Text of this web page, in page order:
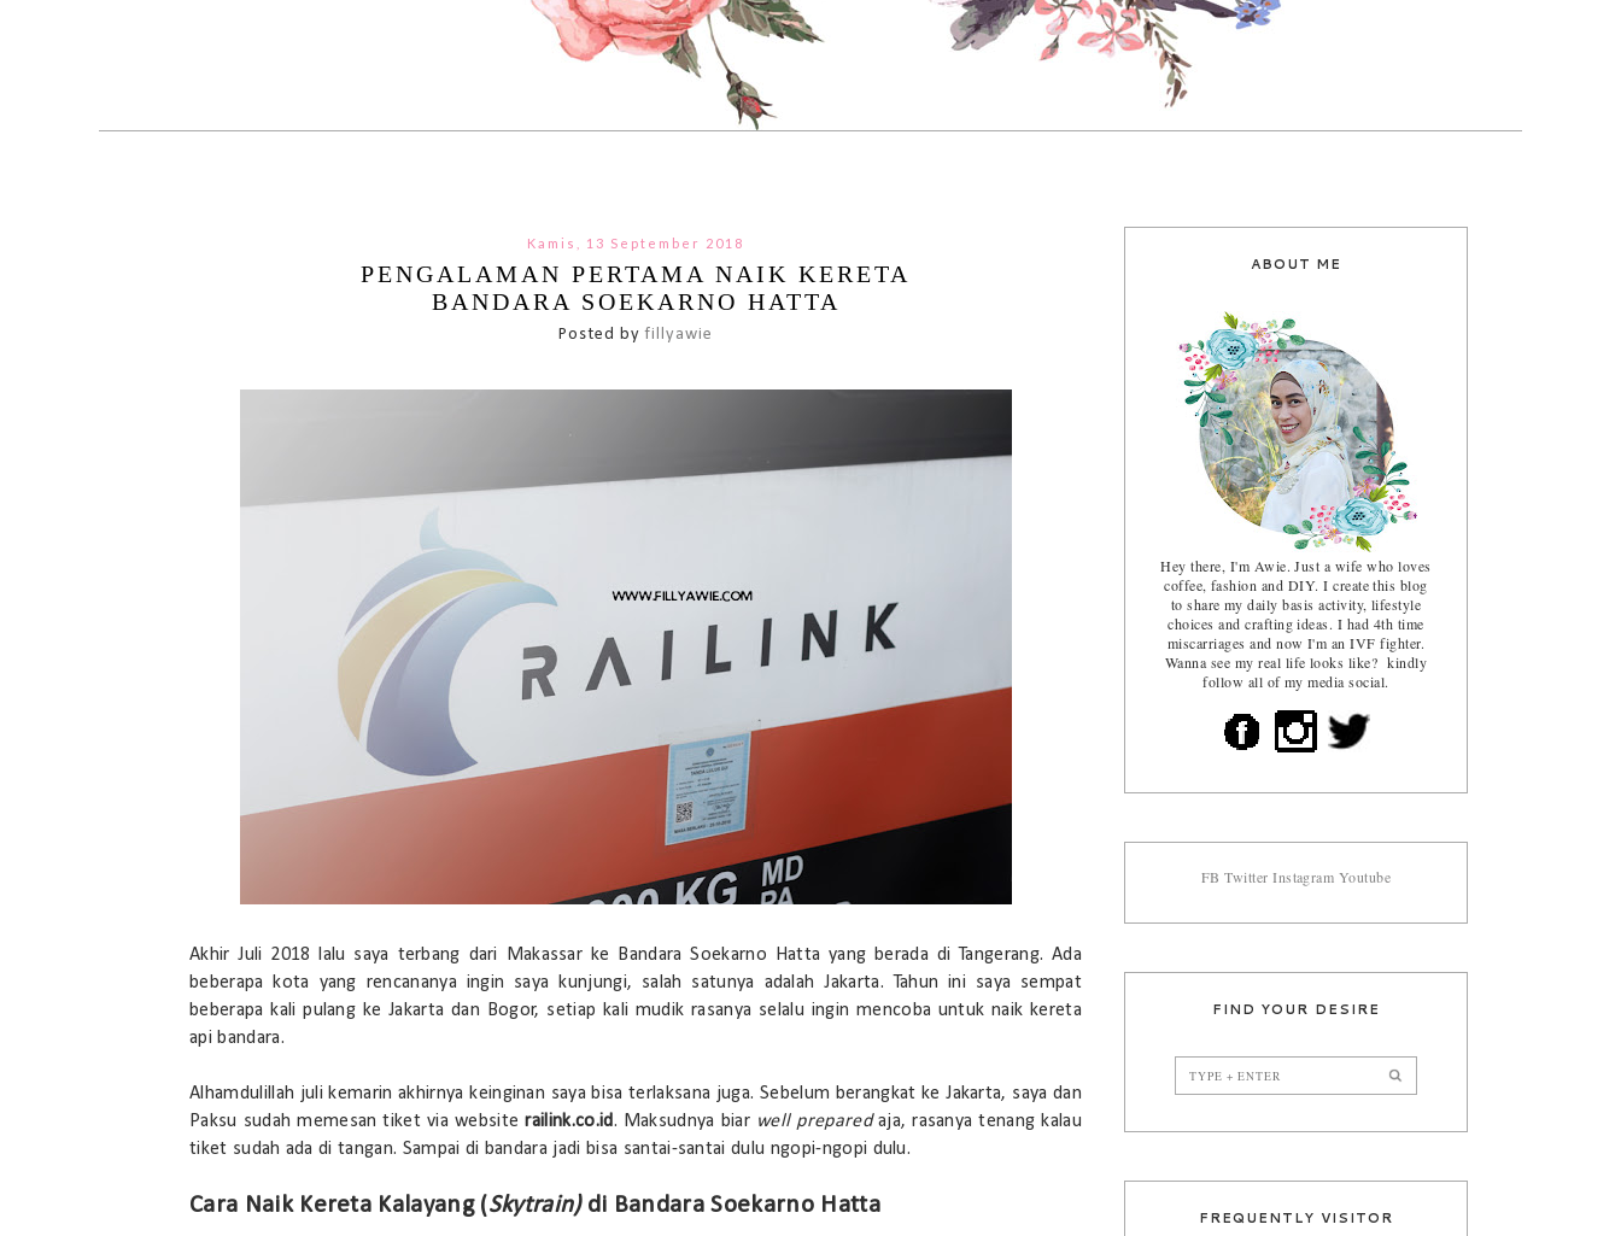
Kamis, 13 September 2018
PENGALAMAN PERTAMA NAIK KERETA
BANDARA SOEKARNO HATTA
Posted byfillyawie
Akhir Juli 2018 lalu saya terbang dari Makassar ke Bandara Soekarno Hatta yang berada di Tangerang. Ada
beberapa kota yang rencananya ingin saya kunjungi, salah satunya adalah Jakarta. Tahun ini saya sempat
beberapa kali pulang ke Jakarta dan Bogor, setiap kali mudik rasanya selalu ingin mencoba untuk naik kereta
api bandara.
Alhamdulillah juli kemarin akhirnya keinginan saya bisa terlaksana juga. Sebelum berangkat ke Jakarta, saya dan
Paksu sudah memesan tiket via websiterailink.co.id. Maksudnya biar well preparedaja, rasanya tenang kalau
tiket sudah ada di tangan. Sampai di bandara jadi bisa santai-santai dulu ngopi-ngopi dulu.
Cara Naik Kereta Kalayang (Skytrain)di Bandara Soekarno Hatta
ABOUT ME
Hey there, I'm Awie. Just a wife who loves
coffee, fashion and DIY. I create this blog
to share my daily basis activity, lifestyle
choices and crafting ideas. I had 4th time
miscarriages and now I'm an IVF fighter.
Wanna see my real life looks like? kindly
follow all of my media social.
FB Twitter Instagram Youtube
FIND YOUR DESIRE
FREQUENTLY VISITOR